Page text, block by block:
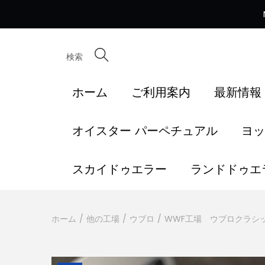
検索
ホーム ご利用案内 最新情報
オイスター パーペチュアル ヨ
スカイドゥエラー ランドドゥエ
ホーム / 他の工場 / ウブロ / WWF工場 ウブロクラシ